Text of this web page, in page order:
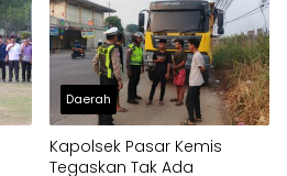
Daerah
Kapolsek Pasar Kemis
Tegaskan Tak Ada